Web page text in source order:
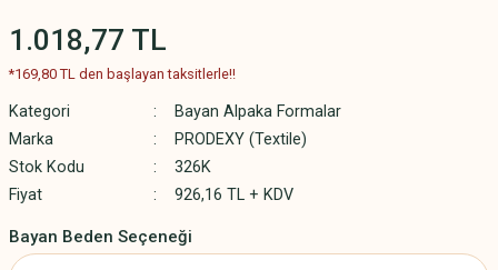
1.018,77 TL
*169,80 TL den başlayan taksitlerle!!
Kategori
Bayan Alpaka Formalar
Marka
PRODEXY (Textile)
Stok Kodu
326K
Fiyat
926,16 TL + KDV
Bayan Beden Seçeneği